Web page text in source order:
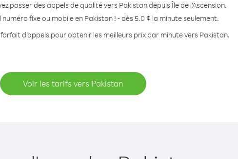
passer des appels de qualité vers Pakistan depuis Île de l’Ascension.
fixe ou mobile en Pakistan ! - dès 5.0 ¢ la minute seulement.
d’appels pour obtenir les meilleurs prix par minute vers Pakistan.
Voir les tarifs vers Pakistan